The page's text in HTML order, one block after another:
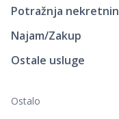
Potražnja
Najam/Zakup
Ostale usluge
Ostalo